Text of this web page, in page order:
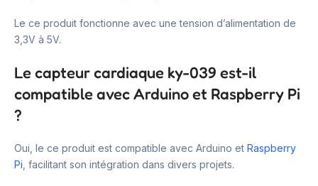
Le ce produit fonctionne avec une tension d’alimentation de
3,3V à 5V.
Le capteur cardiaque ky-039 est-il
compatible avec Arduino et Raspberry Pi
?
Oui, le ce produit est compatible avec Arduino et Raspberry
Pi , facilitant son intégration dans divers projets.